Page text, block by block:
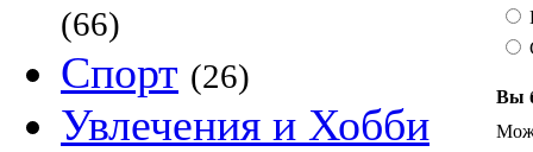
(66)
Спорт (26)
Увлечения и Хобби
Вы